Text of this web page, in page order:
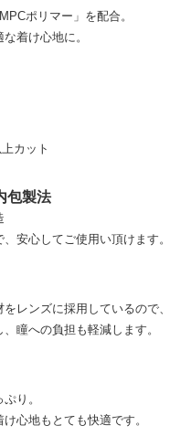
ポリマー」を配合。
着け心地に。
カット
包製法
安心してご使用い頂けます。
レンズに採用しているので、
瞳への負担も軽減します。
り。
心地もとても快適です。